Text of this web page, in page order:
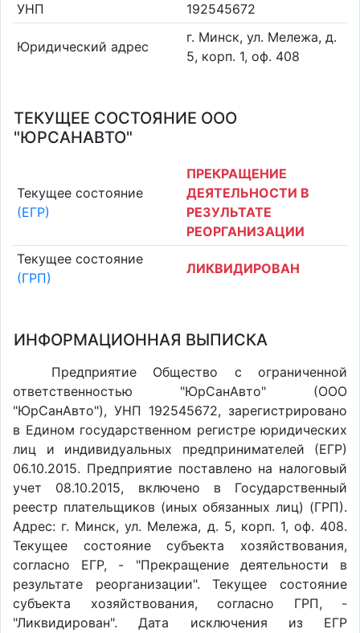
УНП
192545672
Юридический адрес
г. Минск, ул. Мележа, д.
5, корп. 1, оф. 408
ТЕКУЩЕЕ СОСТОЯНИЕ ООО
"ЮРСАНАВТО"
Текущее состояние
(ЕГР)
ПРЕКРАЩЕНИЕ
ДЕЯТЕЛЬНОСТИ В
РЕЗУЛЬТАТЕ
РЕОРГАНИЗАЦИИ
Текущее состояние
(ГРП)
ЛИКВИДИРОВАН
ИНФОРМАЦИОННАЯ ВЫПИСКА
Предприятие Общество с ограниченной
ответственностью "ЮрСанАвто" (ООО
"ЮрСанАвто"), УНП 192545672, зарегистрировано
в Едином государственном регистре юридических
лиц и индивидуальных предпринимателей (ЕГР)
06.10.2015. Предприятие поставлено на налоговый
учет 08.10.2015, включено в Государственный
реестр плательщиков (иных обязанных лиц) (ГРП).
Адрес: г. Минск, ул. Мележа, д. 5, корп. 1, оф. 408.
Текущее состояние субъекта хозяйствования,
согласно ЕГР, - "Прекращение деятельности в
результате реорганизации". Текущее состояние
субъекта хозяйствования, согласно ГРП, -
"Ликвидирован". Дата исключения из ЕГР